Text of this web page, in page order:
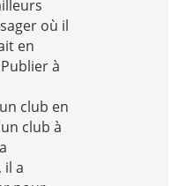
où il
en
à
club en
club à
il a